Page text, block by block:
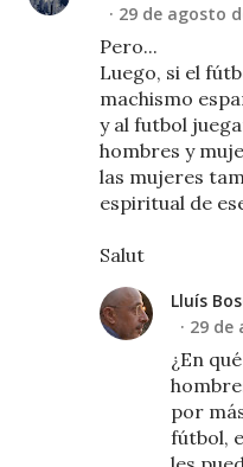
29 de agosto
Pero...
Luego, si el
machismo
y al futbol
hombres y
las mujeres
espiritual de
Salut
Lluís
29 de
¿En
por
fútbol,